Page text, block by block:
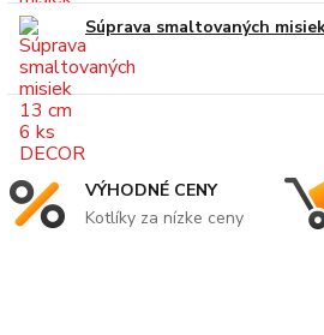
Súprava smaltovaných
VÝHODNÉ CENY
Kotlíky za nízke ceny